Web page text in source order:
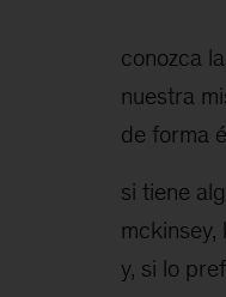
conozca
nuestra
de forma
si tiene
y, si lo